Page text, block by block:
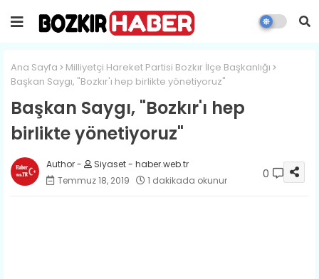
Ana Sayfa
Milliyetçi Hareket Partisi Bozkır İlçe Başkanlığı
Başkan Saygı, "Bozkır'ı hep birlikte yönetiyoruz"
Başkan Saygı, "Bozkır'ı hep
birlikte yönetiyoruz"
Siyaset - haber.web.tr
Temmuz 18, 2019
1 dakikada okunur 0